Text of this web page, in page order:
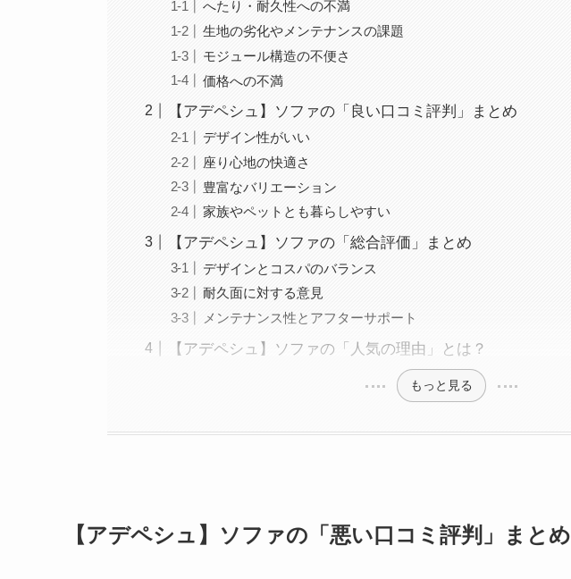
へたり・耐久性への不満
生地の劣化やメンテナンスの課題
モジュール構造の不便さ
価格への不満
【アデペシュ】ソファの「良い口コミ評判」まとめ
デザイン性がいい
座り心地の快適さ
豊富なバリエーション
家族やペットとも暮らしやすい
【アデペシュ】ソファの「総合評価」まとめ
デザインとコスパのバランス
耐久面に対する意見
メンテナンス性とアフターサポート
【アデペシュ】ソファの「人気の理由」とは？
もっと見る
【アデペシュ】ソファの「悪い口コミ評判」まとめ